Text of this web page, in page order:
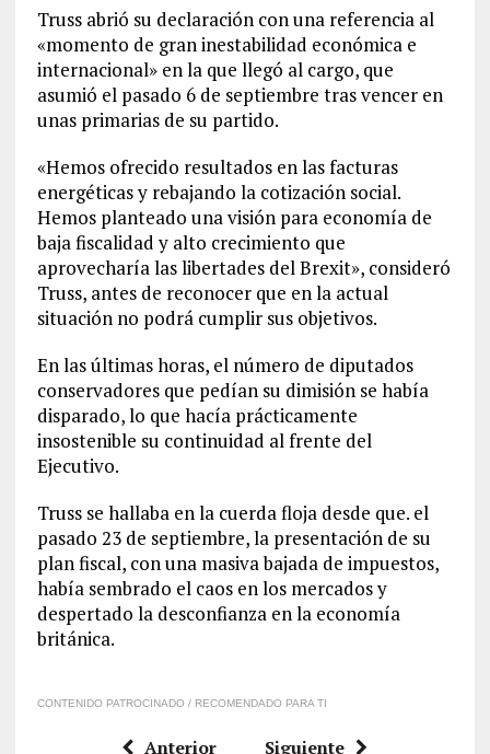
Truss abrió su declaración con una referencia al
«momento de gran inestabilidad económica e
internacional» en la que llegó al cargo, que
asumió el pasado 6 de septiembre tras vencer en
unas primarias de su partido.
«Hemos ofrecido resultados en las facturas
energéticas y rebajando la cotización social.
Hemos planteado una visión para economía de
baja fiscalidad y alto crecimiento que
aprovecharía las libertades del Brexit», consideró
Truss, antes de reconocer que en la actual
situación no podrá cumplir sus objetivos.
En las últimas horas, el número de diputados
conservadores que pedían su dimisión se había
disparado, lo que hacía prácticamente
insostenible su continuidad al frente del
Ejecutivo.
Truss se hallaba en la cuerda floja desde que. el
pasado 23 de septiembre, la presentación de su
plan fiscal, con una masiva bajada de impuestos,
había sembrado el caos en los mercados y
despertado la desconfianza en la economía
británica.
CONTENIDO PATROCINADO / RECOMENDADO PARA TI
Anterior Siguiente